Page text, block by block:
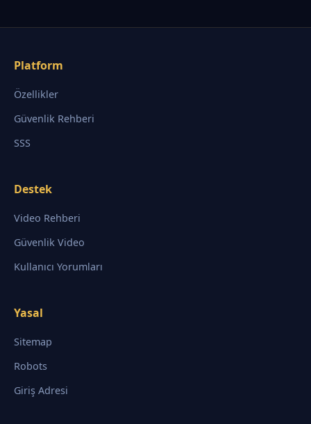
Platform
Özellikler
Güvenlik Rehberi
SSS
Destek
Video Rehberi
Güvenlik Video
Kullanıcı Yorumları
Yasal
Sitemap
Robots
Giriş Adresi